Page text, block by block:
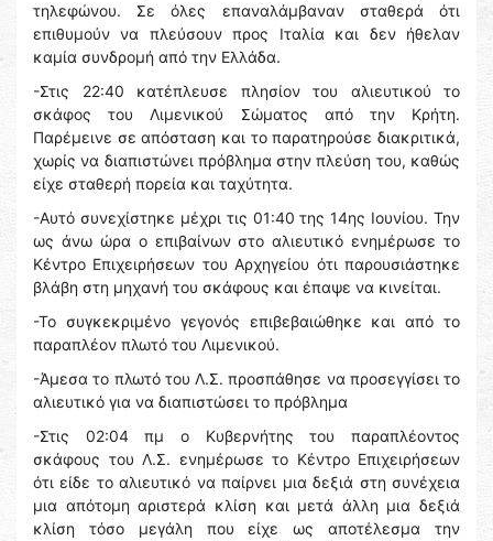
τηλεφώνου. Σε όλες επαναλάμβαναν σταθερά ότι
επιθυμούν να πλεύσουν προς Ιταλία και δεν ήθελαν
καμία συνδρομή από την Ελλάδα.
-Στις 22:40 κατέπλευσε πλησίον του αλιευτικού το
σκάφος του Λιμενικού Σώματος από την Κρήτη.
Παρέμεινε σε απόσταση και το παρατηρούσε διακριτικά,
χωρίς να διαπιστώνει πρόβλημα στην πλεύση του, καθώς
είχε σταθερή πορεία και ταχύτητα.
-Αυτό συνεχίστηκε μέχρι τις 01:40 της 14ης Ιουνίου. Την
ως άνω ώρα ο επιβαίνων στο αλιευτικό ενημέρωσε το
Κέντρο Επιχειρήσεων του Αρχηγείου ότι παρουσιάστηκε
βλάβη στη μηχανή του σκάφους και έπαψε να κινείται.
-Το συγκεκριμένο γεγονός επιβεβαιώθηκε και από το
παραπλέον πλωτό του Λιμενικού.
-Άμεσα το πλωτό του Λ.Σ. προσπάθησε να προσεγγίσει το
αλιευτικό για να διαπιστώσει το πρόβλημα
-Στις 02:04 πμ ο Κυβερνήτης του παραπλέοντος
σκάφους του Λ.Σ. ενημέρωσε το Κέντρο Επιχειρήσεων
ότι είδε το αλιευτικό να παίρνει μια δεξιά στη συνέχεια
μια απότομη αριστερά κλίση και μετά άλλη μια δεξιά
κλίση τόσο μεγάλη που είχε ως αποτέλεσμα την